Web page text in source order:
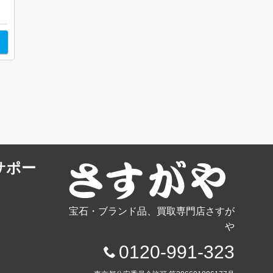
ポー
宝石・ブランド品、買取専門店さすが
や
0120-991-323